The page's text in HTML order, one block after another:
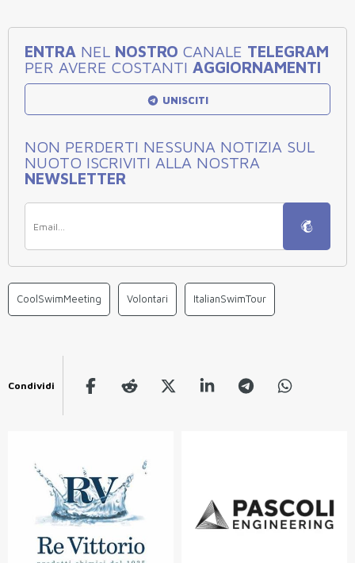
ENTRA NEL NOSTRO CANALE TELEGRAM
PER AVERE COSTANTI AGGIORNAMENTI
UNISCITI
NON PERDERTI NESSUNA NOTIZIA SUL
NUOTO ISCRIVITI ALLA NOSTRA
NEWSLETTER
CoolSwimMeeting Volontari ItalianSwimTour
Condividi